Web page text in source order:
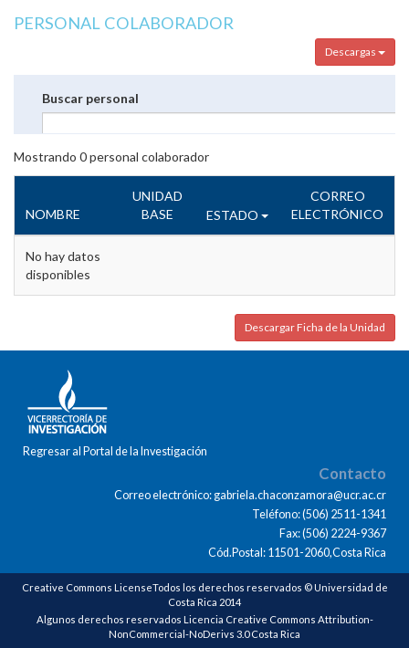
PERSONAL COLABORADOR
Descargas
Buscar personal
Mostrando 0personal colaborador
NOMBRE
UNIDAD
BASE
ESTADO
CORREO
ELECTRÓNICO
No hay datos
disponibles
Descargar Ficha de la Unidad
Regresar al Portal de la Investigación
Contacto
Correo electrónico: gabriela.chaconzamora@ucr.ac.cr
Teléfono: (506) 2511-1341
Fax: (506) 2224-9367
Cód.Postal: 11501-2060,Costa Rica
Creative Commons LicenseTodos los derechos reservados © Universidad de
Costa Rica 2014
Algunos derechos reservados Licencia Creative Commons Attribution-
NonCommercial-NoDerivs 3.0 Costa Rica